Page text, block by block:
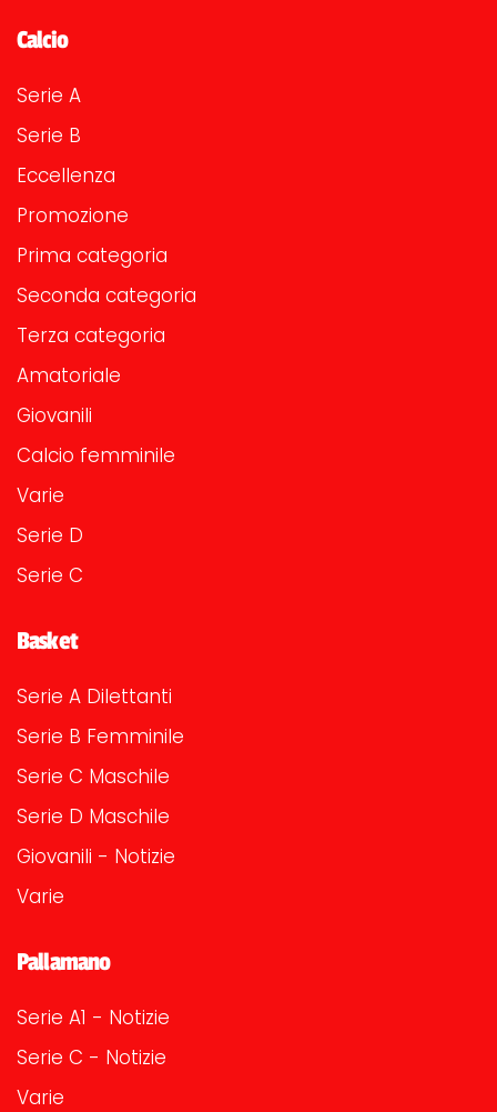
Calcio
Serie A
Serie B
Eccellenza
Promozione
Prima categoria
Seconda categoria
Terza categoria
Amatoriale
Giovanili
Calcio femminile
Varie
Serie D
Serie C
Basket
Serie A Dilettanti
Serie B Femminile
Serie C Maschile
Serie D Maschile
Giovanili - Notizie
Varie
Pallamano
Serie A1 - Notizie
Serie C - Notizie
Varie